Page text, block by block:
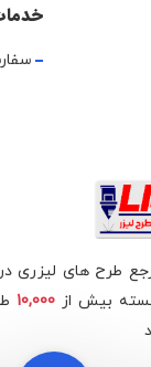
مرجع طرح های
بیش از 10,000